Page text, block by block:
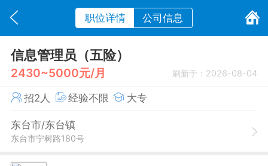
职位详情 公司信息
信息管理员（五险）
2430~5000元/月 刷新于：2026-08-04
招2人 经验不限 大专
东台市/东台镇
东台市宁树路180号